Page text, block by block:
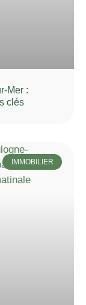
Mer :
clés
IMMOBILIER